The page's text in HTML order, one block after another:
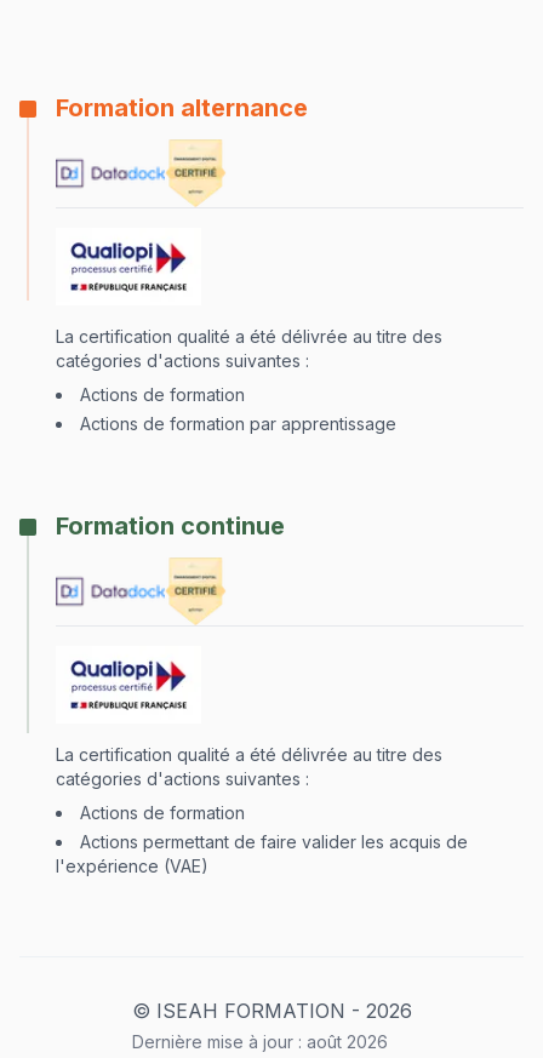
Formation alternance
La certification qualité a été délivrée au titre des
catégories d'actions suivantes :
Actions de formation
Actions de formation par apprentissage
Formation continue
La certification qualité a été délivrée au titre des
catégories d'actions suivantes :
Actions de formation
Actions permettant de faire valider les acquis de
l'expérience (VAE)
© ISEAH FORMATION - 2026
Dernière mise à jour : août 2026